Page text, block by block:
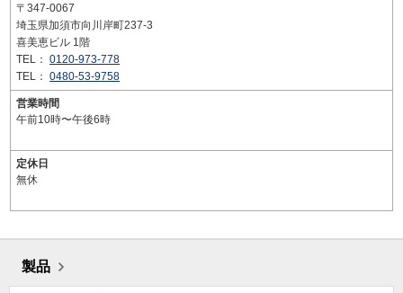
〒347-0067
埼玉県加須市向川岸町237-3
喜美恵ビル 1階
TEL： 0120-973-778
TEL： 0480-53-9758
営業時間
午前10時〜午後6時
定休日
無休
製品